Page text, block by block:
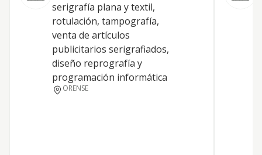
serigrafía plana y textil,
rotulación, tampografía,
venta de artículos
publicitarios serigrafiados,
diseño reprografía y
programación informática
ORENSE